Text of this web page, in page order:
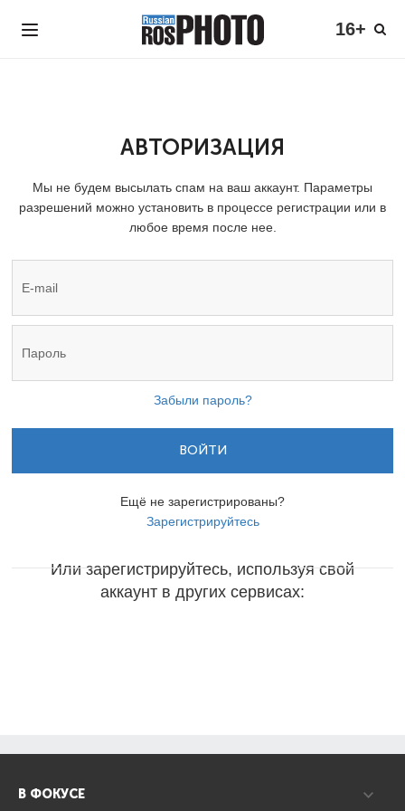
16+
АВТОРИЗАЦИЯ
Мы не будем высылать спам на ваш аккаунт. Параметры
разрешений можно установить в процессе регистрации или в
любое время после нее.
Забыли пароль?
ВОЙТИ
Ещё не зарегистрированы?
Зарегистрируйтесь
Или зарегистрируйтесь, используя свой
аккаунт в других сервисах:
В ФОКУСЕ